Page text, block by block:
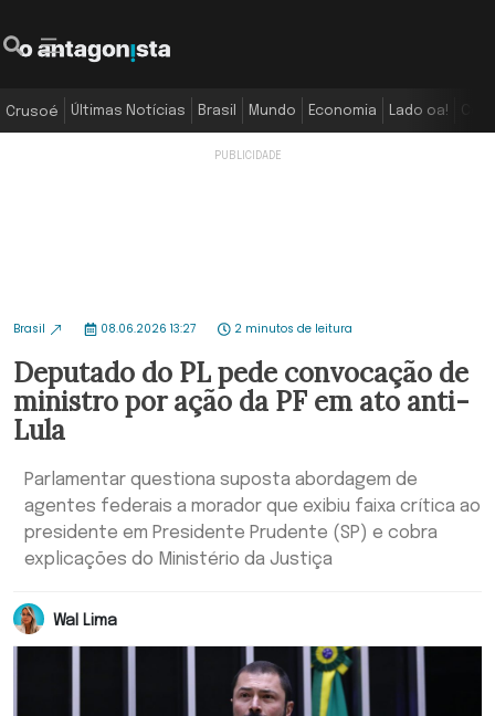
Crusoé Últimas Notícias Brasil Mundo Economia Lado oa!
Brasil 08.06.2026 13:27 2 minutos de leitura
Deputado do PL pede convocação de
ministro por ação da PF em ato anti-
Lula
Parlamentar questiona suposta abordagem de
agentes federais a morador que exibiu faixa crítica ao
presidente em Presidente Prudente (SP) e cobra
explicações do Ministério da Justiça
Wal Lima